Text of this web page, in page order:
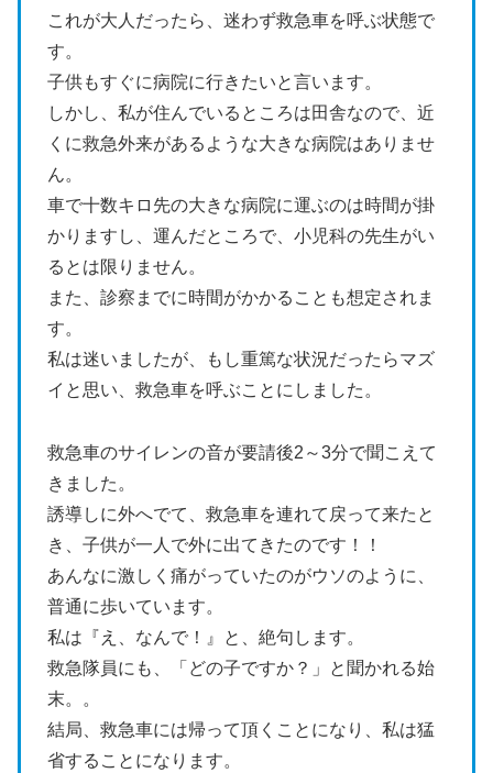
これが大人だったら、迷わず救急車を呼ぶ状態で
す。
子供もすぐに病院に行きたいと言います。
しかし、私が住んでいるところは田舎なので、近
くに救急外来があるような大きな病院はありませ
ん。
車で十数キロ先の大きな病院に運ぶのは時間が掛
かりますし、運んだところで、小児科の先生がい
るとは限りません。
また、診察までに時間がかかることも想定されま
す。
私は迷いましたが、もし重篤な状況だったらマズ
イと思い、救急車を呼ぶことにしました。
救急車のサイレンの音が要請後2～3分で聞こえて
きました。
誘導しに外へでて、救急車を連れて戻って来たと
き、子供が一人で外に出てきたのです！！
あんなに激しく痛がっていたのがウソのように、
普通に歩いています。
私は『え、なんで！』と、絶句します。
救急隊員にも、「どの子ですか？」と聞かれる始
末。。
結局、救急車には帰って頂くことになり、私は猛
省することになります。